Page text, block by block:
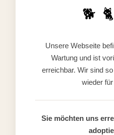
🐕
Unsere Webseite
Wartung und ist
erreichbar. Wir sind
wieder
Sie möchten uns